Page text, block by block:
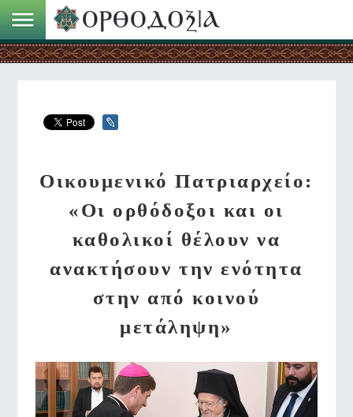
Οικουμενικό Πατριαρχείο:
«Οι ορθόδοξοι και οι
καθολικοί θέλουν να
ανακτήσουν την ενότητα
στην από κοινού
μετάληψη»